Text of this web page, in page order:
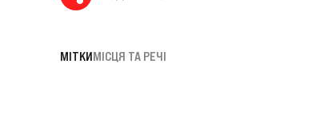
МІТКИМІСЦЯ ТА РЕЧІ